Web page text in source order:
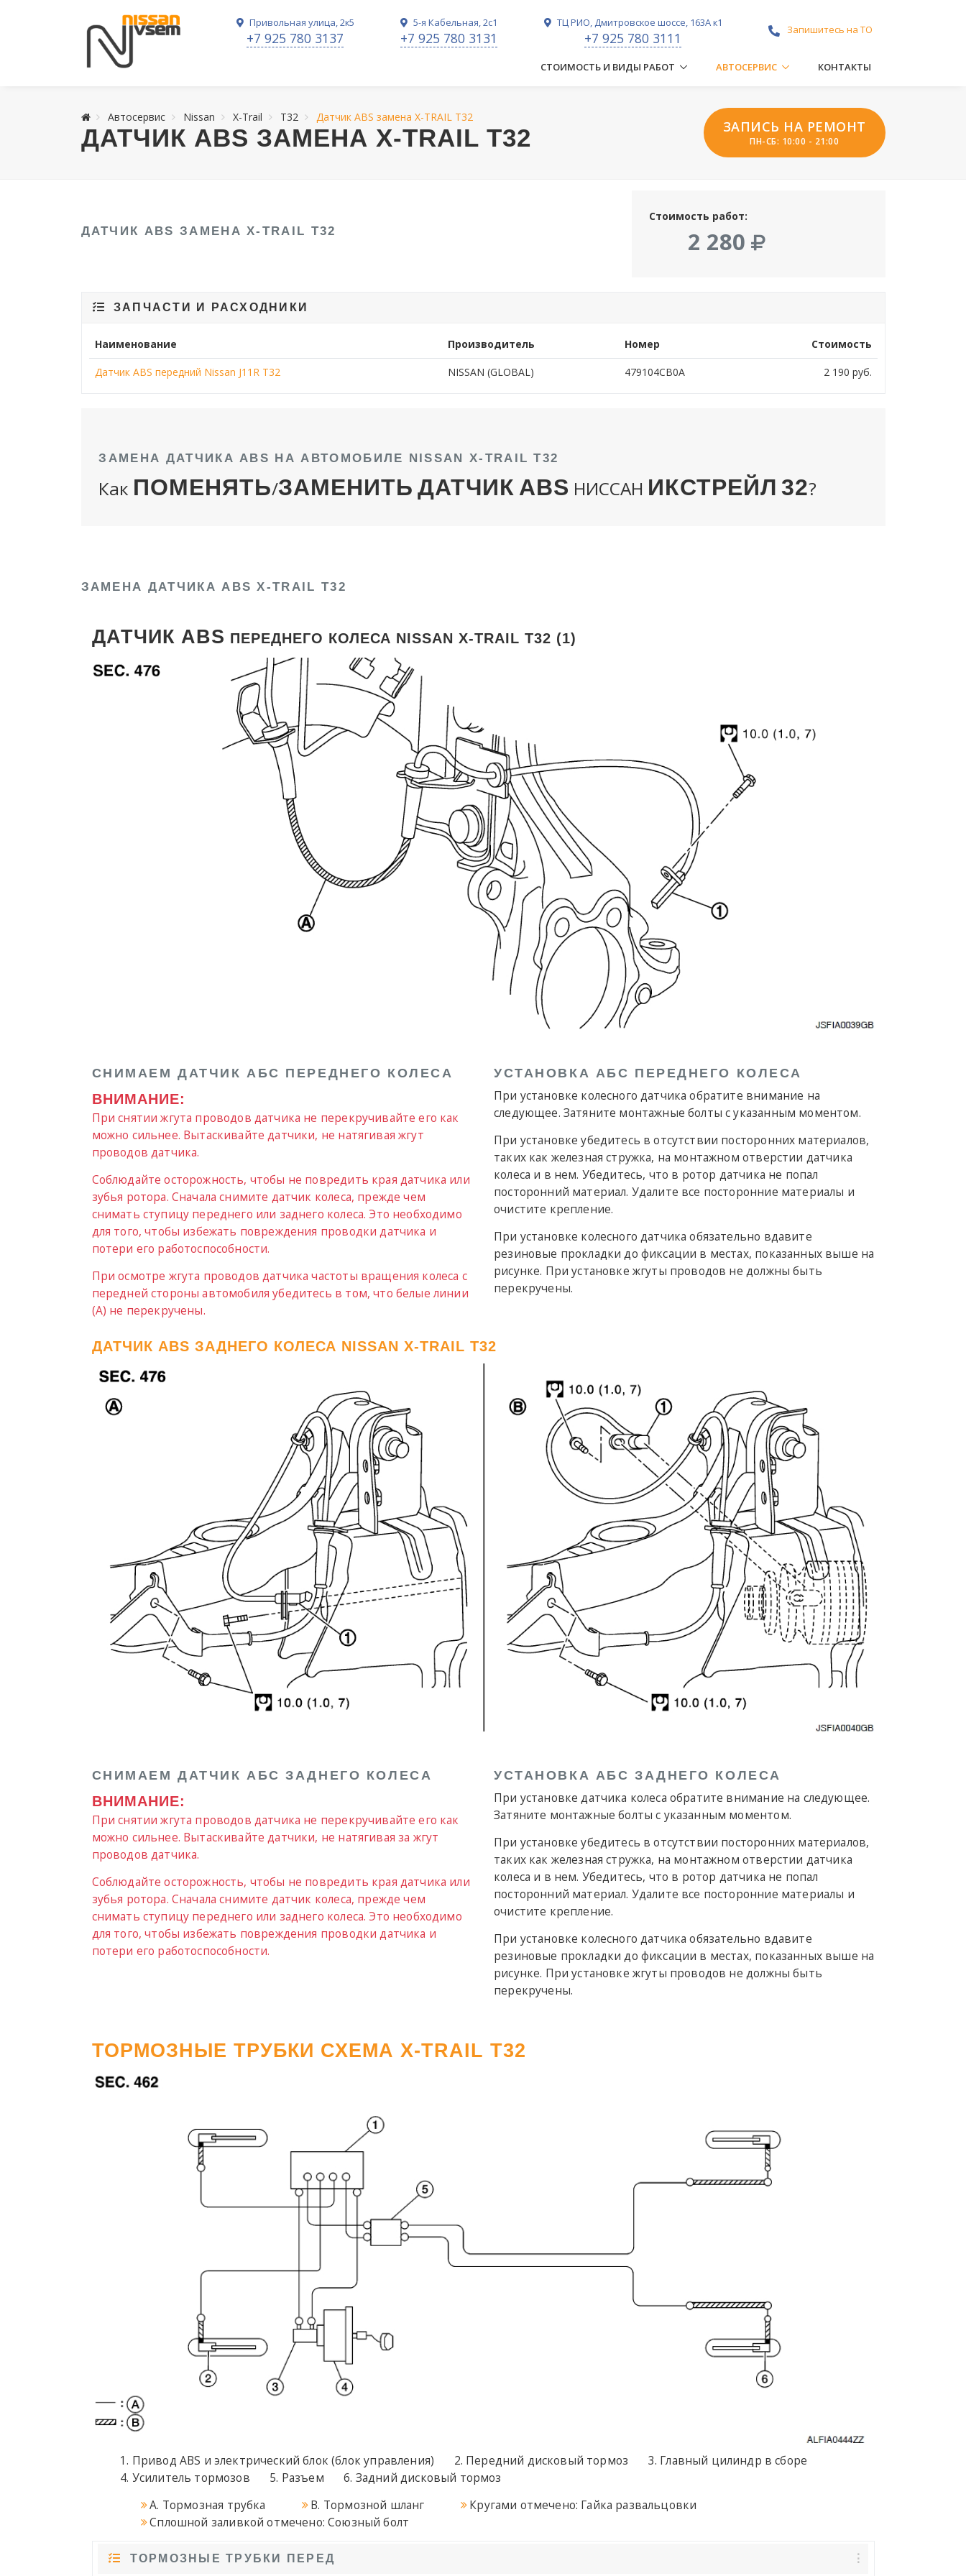
Привольная улица, 2к5
+7 925 780 3137
5-я Кабельная, 2с1
+7 925 780 3131
ТЦ РИО, Дмитровское шоссе, 163А к1
+7 925 780 3111
Запишитесь на ТО
СТОИМОСТЬ И ВИДЫ РАБОТ АВТОСЕРВИС КОНТАКТЫ
Автосервис Nissan X-Trail T32 Датчик ABS замена X-TRAIL T32
ДАТЧИК ABS ЗАМЕНА X-TRAIL T32 ЗАПИСЬ НА РЕМОНТ
ПН-СБ: 10:00 - 21:00
ДАТЧИК ABS ЗАМЕНА X-TRAIL T32
Стоимость работ:
2 280
ЗАПЧАСТИ И РАСХОДНИКИ
Наименование Производитель Номер Стоимость
Датчик ABS передний Nissan J11R T32 NISSAN (GLOBAL) 479104CB0A 2 190 руб.
ЗАМЕНА ДАТЧИКА ABS НА АВТОМОБИЛЕ NISSAN X-TRAIL T32
Как ПОМЕНЯТЬ/ЗАМЕНИТЬ ДАТЧИК ABS НИССАН ИКСТРЕЙЛ 32?
ЗАМЕНА ДАТЧИКА ABS X-TRAIL T32
ДАТЧИК ABS ПЕРЕДНЕГО КОЛЕСА NISSAN X-TRAIL T32 (1)
СНИМАЕМ ДАТЧИК АБС ПЕРЕДНЕГО КОЛЕСА
ВНИМАНИЕ:
При снятии жгута проводов датчика не перекручивайте его как
можно сильнее. Вытаскивайте датчики, не натягивая жгут
проводов датчика.
Соблюдайте осторожность, чтобы не повредить края датчика или
зубья ротора. Сначала снимите датчик колеса, прежде чем
снимать ступицу переднего или заднего колеса. Это необходимо
для того, чтобы избежать повреждения проводки датчика и
потери его работоспособности.
При осмотре жгута проводов датчика частоты вращения колеса с
передней стороны автомобиля убедитесь в том, что белые линии
(A) не перекручены.
УСТАНОВКА АБС ПЕРЕДНЕГО КОЛЕСА
При установке колесного датчика обратите внимание на
следующее. Затяните монтажные болты с указанным моментом.
При установке убедитесь в отсутствии посторонних материалов,
таких как железная стружка, на монтажном отверстии датчика
колеса и в нем. Убедитесь, что в ротор датчика не попал
посторонний материал. Удалите все посторонние материалы и
очистите крепление.
При установке колесного датчика обязательно вдавите
резиновые прокладки до фиксации в местах, показанных выше на
рисунке. При установке жгуты проводов не должны быть
перекручены.
ДАТЧИК ABS ЗАДНЕГО КОЛЕСА NISSAN X-TRAIL T32
СНИМАЕМ ДАТЧИК АБС ЗАДНЕГО КОЛЕСА
ВНИМАНИЕ:
При снятии жгута проводов датчика не перекручивайте его как
можно сильнее. Вытаскивайте датчики, не натягивая за жгут
проводов датчика.
Соблюдайте осторожность, чтобы не повредить края датчика или
зубья ротора. Сначала снимите датчик колеса, прежде чем
снимать ступицу переднего или заднего колеса. Это необходимо
для того, чтобы избежать повреждения проводки датчика и
потери его работоспособности.
УСТАНОВКА АБС ЗАДНЕГО КОЛЕСА
При установке датчика колеса обратите внимание на следующее.
Затяните монтажные болты с указанным моментом.
При установке убедитесь в отсутствии посторонних материалов,
таких как железная стружка, на монтажном отверстии датчика
колеса и в нем. Убедитесь, что в ротор датчика не попал
посторонний материал. Удалите все посторонние материалы и
очистите крепление.
При установке колесного датчика обязательно вдавите
резиновые прокладки до фиксации в местах, показанных выше на
рисунке. При установке жгуты проводов не должны быть
перекручены.
ТОРМОЗНЫЕ ТРУБКИ СХЕМА X-TRAIL T32
Привод ABS и электрический блок (блок управления) Передний дисковый тормоз
Главный цилиндр в сборе
Усилитель тормозов
Разъем
Задний дисковый тормоз
A. Тормозная трубка
B. Тормозной шланг
Кругами отмечено: Гайка развальцовки
Сплошной заливкой отмечено: Союзный болт
ТОРМОЗНЫЕ ТРУБКИ ПЕРЕД